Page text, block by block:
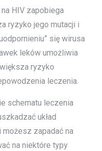
HIV zapobiega
ryzyko jego mutacji i
się wirusa
leków umożliwia
ryzyko
leczenia.
schematu leczenia
układ
zapadać na
na niektóre typy